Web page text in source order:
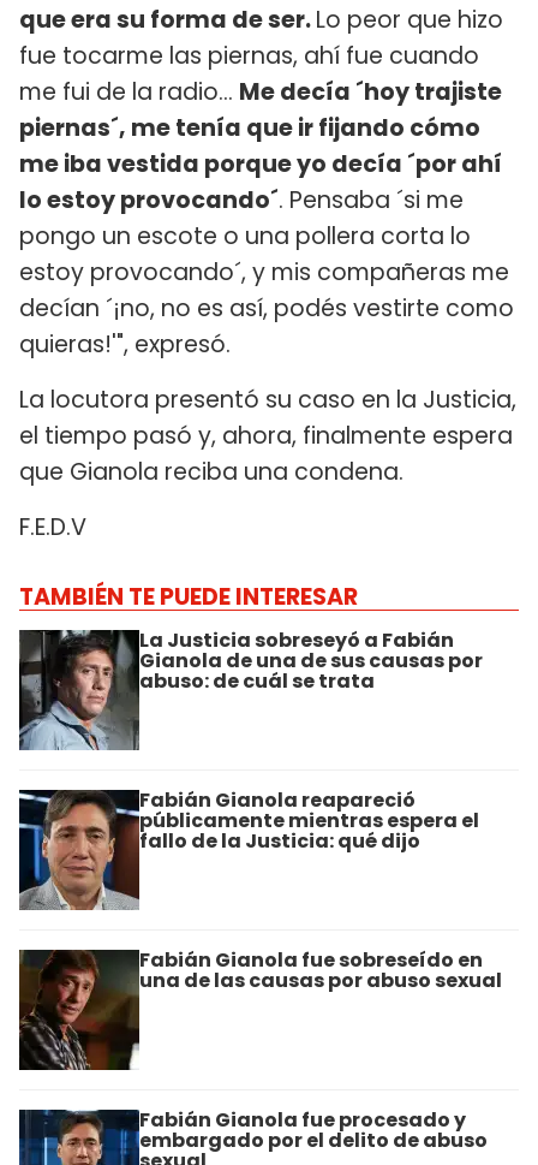
que era su forma de ser.Lo peor que hizo
fue tocarme las piernas, ahí fue cuando
me fui de la radio... Me decía ´hoy trajiste
piernas´, me tenía que ir fijando cómo
me iba vestida porque yo decía ´por ahí
lo estoy provocando´. Pensaba ´si me
pongo un escote o una pollera corta lo
estoy provocando´, y mis compañeras me
decían ´¡no, no es así, podés vestirte como
quieras!'", expresó.
La locutora presentó su caso en la Justicia,
el tiempo pasó y, ahora, finalmente espera
que Gianola reciba una condena.
F.E.D.V
TAMBIÉN TE PUEDE INTERESAR
La Justicia sobreseyó a Fabián
Gianola de una de sus causas por
abuso: de cuál se trata
Fabián Gianola reapareció
públicamente mientras espera el
fallo de la Justicia: qué dijo
Fabián Gianola fue sobreseído en
una de las causas por abuso sexual
Fabián Gianola fue procesado y
embargado por el delito de abuso